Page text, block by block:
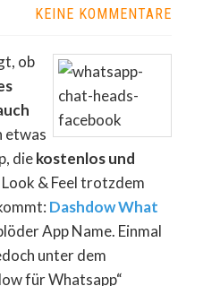
KEINE KOMMENTARE
ob
etwas
diekostenlos und
& Feel trotzdem
Dashdow What
App Name. Einmal
unter dem
für Whatsapp“